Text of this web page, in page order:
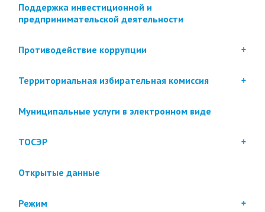
Поддержка инвестиционной и
предпринимательской деятельности
Противодействие коррупции
Территориальная избирательная комиссия
Муниципальные услуги в электронном виде
ТОСЭР
Открытые данные
Режим